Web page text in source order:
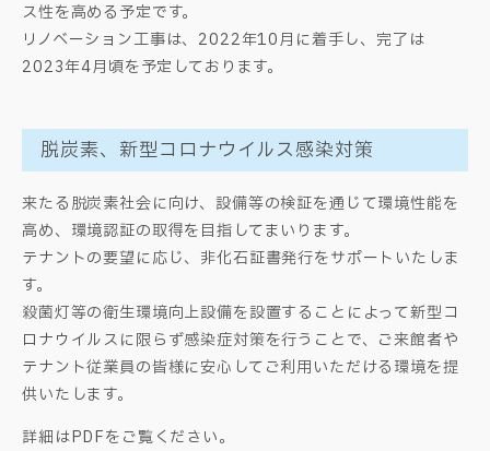
ス性を高める予定です。
リノベーション工事は、2022年10月に着手し、完了は
2023年4月頃を予定しております。
脱炭素、新型コロナウイルス感染対策
来たる脱炭素社会に向け、設備等の検証を通じて環境性能を
高め、環境認証の取得を目指してまいります。
テナントの要望に応じ、非化石証書発行をサポートいたしま
す。
殺菌灯等の衛生環境向上設備を設置することによって新型コ
ロナウイルスに限らず感染症対策を行うことで、ご来館者や
テナント従業員の皆様に安心してご利用いただける環境を提
供いたします。
詳細はPDFをご覧ください。